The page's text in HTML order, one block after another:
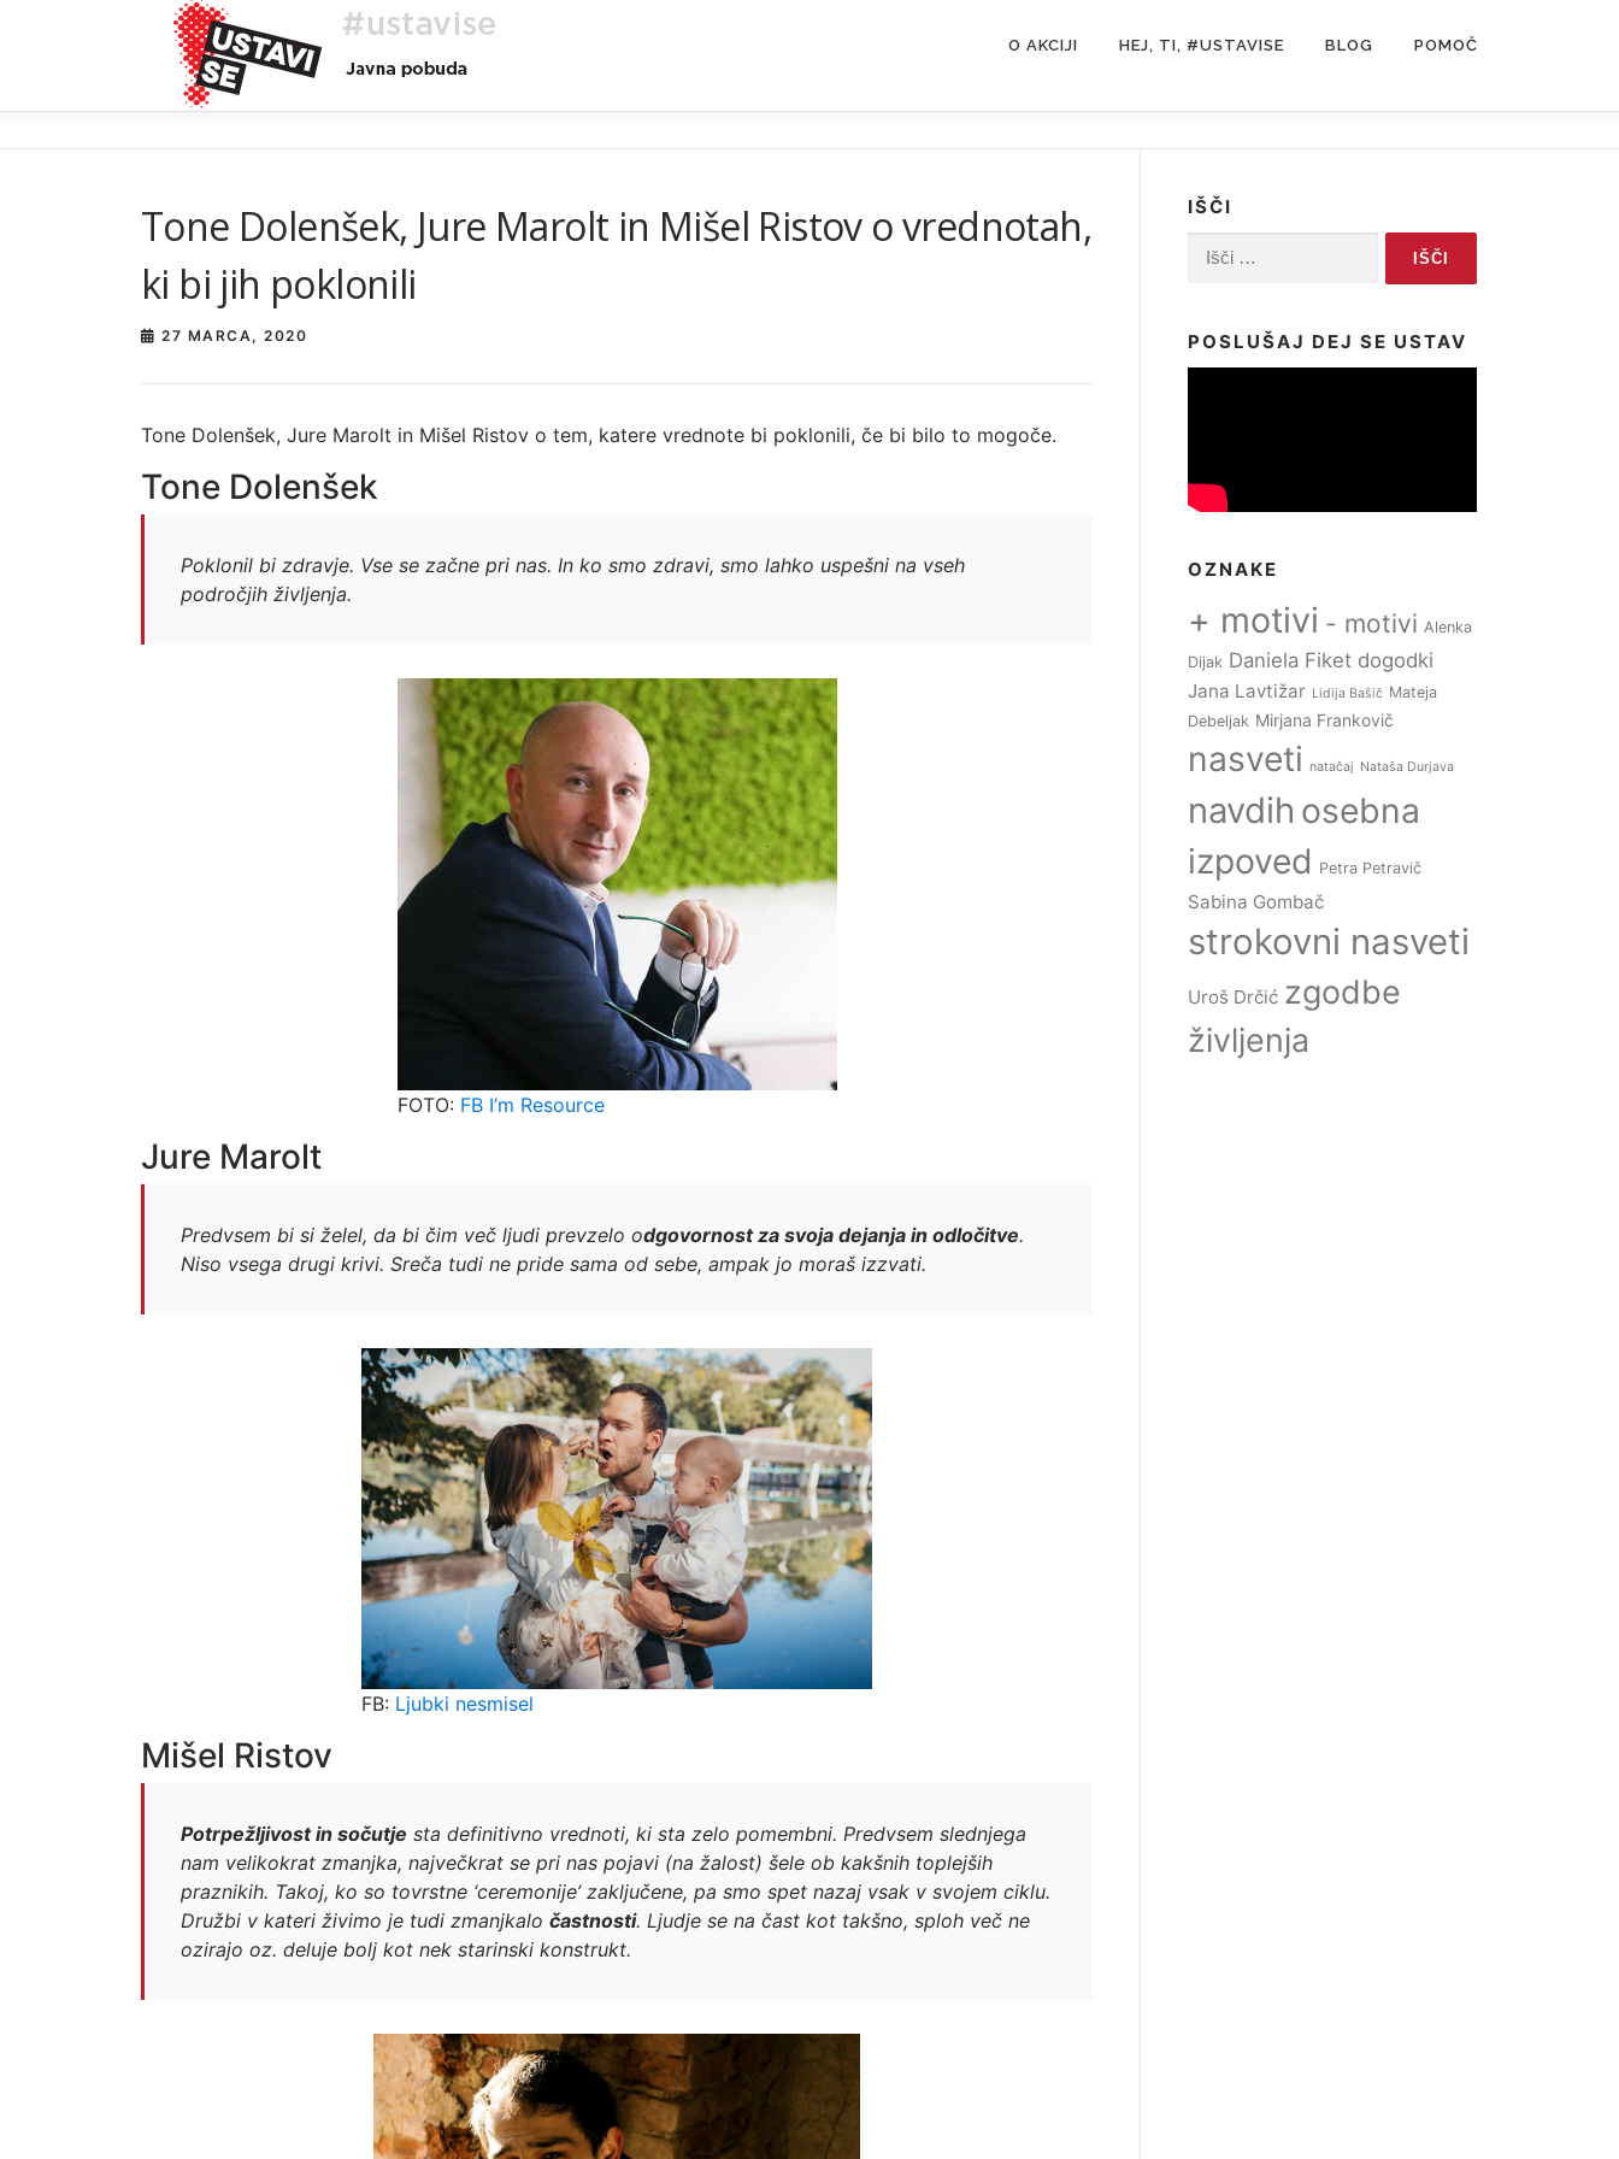
O AKCIJI HEJ, TI, #USTAVISE BLOG POMOČ
Tone Dolenšek, Jure Marolt in Mišel Ristov o vrednotah,
ki bi jih poklonili
27 MARCA, 2020
Tone Dolenšek, Jure Marolt in Mišel Ristov o tem, katere vrednote bi poklonili, če bi bilo to mogoče.
Tone Dolenšek
Poklonil bi zdravje. Vse se začne pri nas. In ko smo zdravi, smo lahko uspešni na vseh
področjih življenja.
FOTO: FB I’m Resource
Jure Marolt
Predvsem bi si želel, da bi čim več ljudi prevzelo odgovornost za svoja dejanja in odločitve.
Niso vsega drugi krivi. Sreča tudi ne pride sama od sebe, ampak jo moraš izzvati.
FB: Ljubki nesmisel
Mišel Ristov
Potrpežljivost in sočutje sta definitivno vrednoti, ki sta zelo pomembni. Predvsem slednjega
nam velikokrat zmanjka, največkrat se pri nas pojavi (na žalost) šele ob kakšnih toplejših
praznikih. Takoj, ko so tovrstne ‘ceremonije’ zaključene, pa smo spet nazaj vsak v svojem ciklu.
Družbi v kateri živimo je tudi zmanjkalo častnosti. Ljudje se na čast kot takšno, sploh več ne
ozirajo oz. deluje bolj kot nek starinski konstrukt.
IŠČI
Išči:
POSLUŠAJ DEJ SE USTAV
OZNAKE
+ motivi - motivi Alenka
Dijak Daniela Fiket dogodki
Jana Lavtižar Lidija Bašič Mateja
Debeljak Mirjana Frankovič
nasveti natačaj Nataša Durjava
navdih osebna
izpoved Petra Petravič
Sabina Gombač
strokovni nasveti
Uroš Drčić zgodbe
življenja